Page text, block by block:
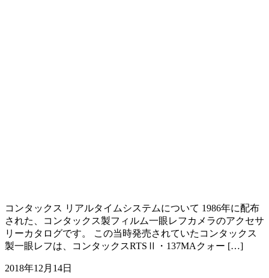
コンタックス リアルタイムシステムについて 1986年に配布
された、コンタックス製フィルム一眼レフカメラのアクセサ
リーカタログです。 この当時発売されていたコンタックス
製一眼レフは、コンタックスRTSⅡ・137MAクォー […]
2018年12月14日